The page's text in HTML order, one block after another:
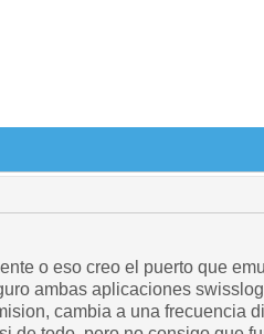
o eso creo el puerto que
ambas aplicaciones
cambia a una frecuencia